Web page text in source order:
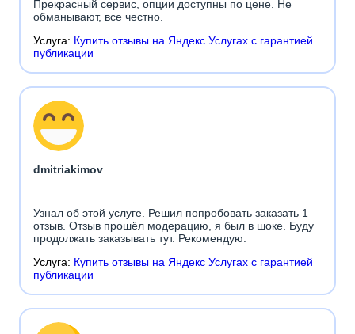
Прекрасный сервис, опции доступны по цене. Не
обманывают, все честно.
Услуга: Купить отзывы на Яндекс Услугах с гарантией
публикации
dmitriakimov
Узнал об этой услуге. Решил попробовать заказать 1
отзыв. Отзыв прошёл модерацию, я был в шоке. Буду
продолжать заказывать тут. Рекомендую.
Услуга: Купить отзывы на Яндекс Услугах с гарантией
публикации